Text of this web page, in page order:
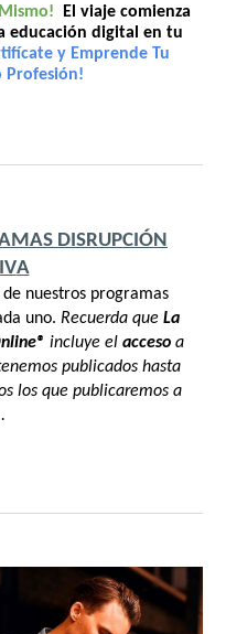
El viaje comienza
educación digital en tu
y Emprende Tu
Profesión!
DISRUPCIÓN
A
nuestros programas
uno. Recuerda que La
incluye el acceso a
publicados hasta
los que publicaremos a